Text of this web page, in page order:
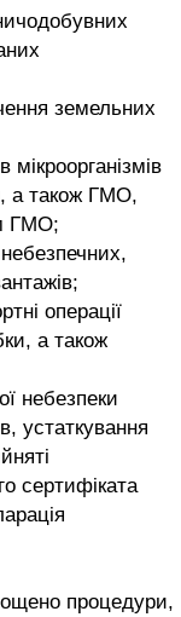
земельних
а також ГМО,
ГМО;
операції
а також
небезпеки
устаткування
сертифіката
процедури,